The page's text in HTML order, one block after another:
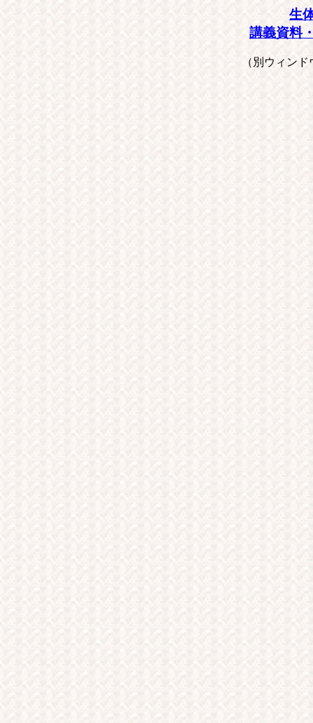
生
講義資料
（別ウィン